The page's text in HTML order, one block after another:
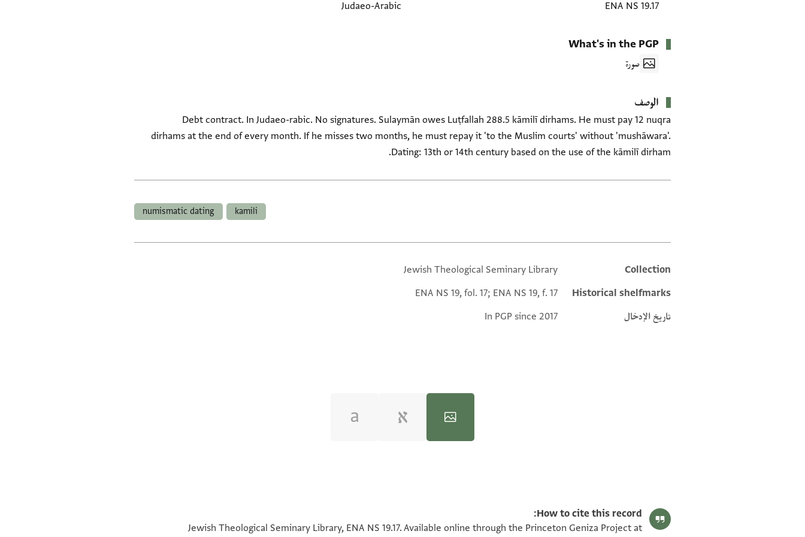
ENA NS 19.17
Judaeo-Arabic
What's in the PGP
صورة
الوصف
Debt contract. In Judaeo-rabic. No signatures. Sulaymān owes Luṭfallah 288.5 kāmilī dirhams. He must pay 12 nuqra
dirhams at the end of every month. If he misses two months, he must repay it 'to the Muslim courts' without 'mushāwara'.
Dating: 13th or 14th century based on the use of the kāmilī dirham.
kamili
numismatic dating
Additional metadata
Collection
Jewish Theological Seminary Library
Historical shelfmarks
ENA NS 19, fol. 17; ENA NS 19, f. 17
تاريخ الإدخال
In PGP since 2017
100%
100%
How to cite this record:
Jewish Theological Seminary Library, ENA NS 19.17. Available online through the Princeton Geniza Project at